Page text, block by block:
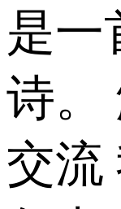
是一
诗。
交流